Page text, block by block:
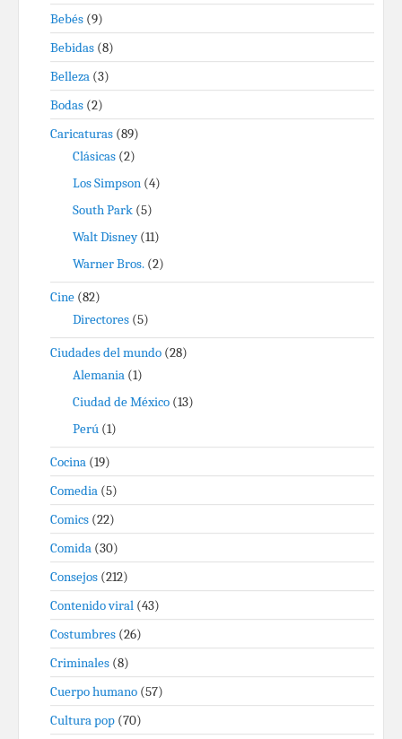
Bebés (9)
Bebidas (8)
Belleza (3)
Bodas (2)
Caricaturas (89)
Clásicas (2)
Los Simpson (4)
South Park (5)
Walt Disney(11)
Warner Bros. (2)
Cine (82)
Directores (5)
Ciudades del mundo (28)
Alemania (1)
Ciudad de México (13)
Perú (1)
Cocina (19)
Comedia (5)
Comics (22)
Comida (30)
Consejos (212)
Contenido viral (43)
Costumbres (26)
Criminales (8)
Cuerpo humano (57)
Cultura pop (70)